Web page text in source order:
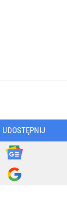
UDOSTĘPNIJ